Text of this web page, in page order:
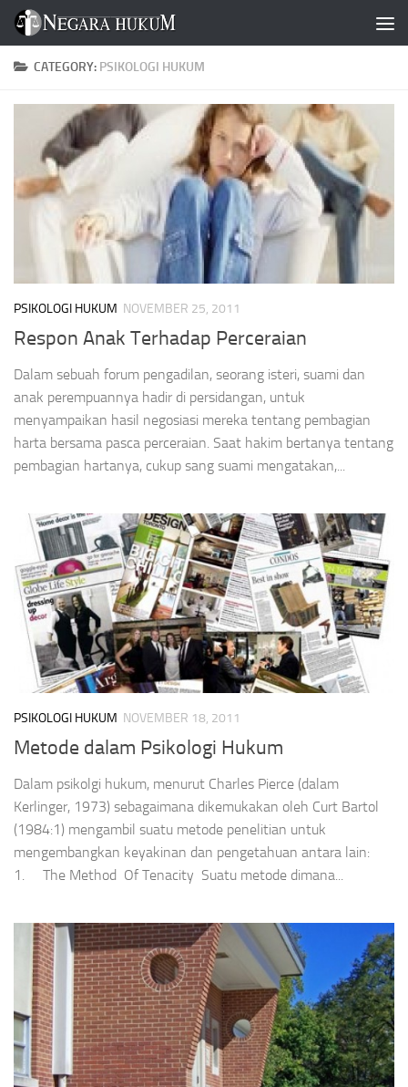
Skip to content
CATEGORY: PSIKOLOGI HUKUM
PSIKOLOGI HUKUM NOVEMBER 25, 2011
Respon Anak Terhadap Perceraian
Dalam sebuah forum pengadilan, seorang isteri, suami dan
anak perempuannya hadir di persidangan, untuk
menyampaikan hasil negosiasi mereka tentang pembagian
harta bersama pasca perceraian. Saat hakim bertanya tentang
pembagian hartanya, cukup sang suami mengatakan,...
PSIKOLOGI HUKUM NOVEMBER 18, 2011
Metode dalam Psikologi Hukum
Dalam psikolgi hukum, menurut Charles Pierce (dalam
Kerlinger, 1973) sebagaimana dikemukakan oleh Curt Bartol
(1984:1) mengambil suatu metode penelitian untuk
mengembangkan keyakinan dan pengetahuan antara lain:
1. The Method Of Tenacity Suatu metode dimana...